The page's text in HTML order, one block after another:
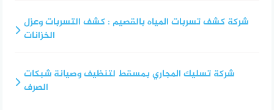
شركة كشف تسربات المياه بالقصيم : كشف التسربات وعزل
الخزانات
شركة تسليك المجاري بمسقط لتنظيف وصيانة شبكات
الصرف